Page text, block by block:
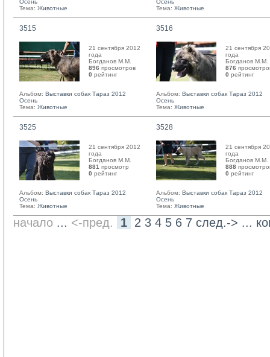
Осень
Тема: Животные
Осень
Тема: Животные
3515
21 сентября 2012
года
Богданов М.М.
896 просмотров
0 рейтинг
Альбом: Выставки собак Тараз 2012
Осень
Тема: Животные
3516
21 сентября
года
Богданов М.М.
876
0 рейтинг
Альбом: Выставки собак Тараз 2012
Осень
Тема: Животные
3525
21 сентября 2012
года
Богданов М.М.
881 просмотр
0 рейтинг
Альбом: Выставки собак Тараз 2012
Осень
Тема: Животные
3528
21 сентября
года
Богданов М.М.
888
0 рейтинг
Альбом: Выставки собак Тараз 2012
Осень
Тема: Животные
начало ... <-пред. 1 2 3 4 5 6 7 след.-> ...